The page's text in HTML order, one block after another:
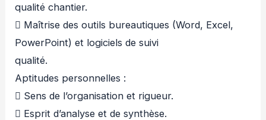
qualité chantier.
 Maîtrise des outils bureautiques (Word, Excel,
PowerPoint) et logiciels de suivi
qualité.
Aptitudes personnelles :
 Sens de l’organisation et rigueur.
 Esprit d’analyse et de synthèse.